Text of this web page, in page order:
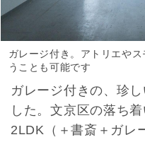
ガレージ付き。アトリエや
うことも可能です
ガレージ付きの、珍
した。文京区の落ち
2LDK（＋書斎＋ガレ